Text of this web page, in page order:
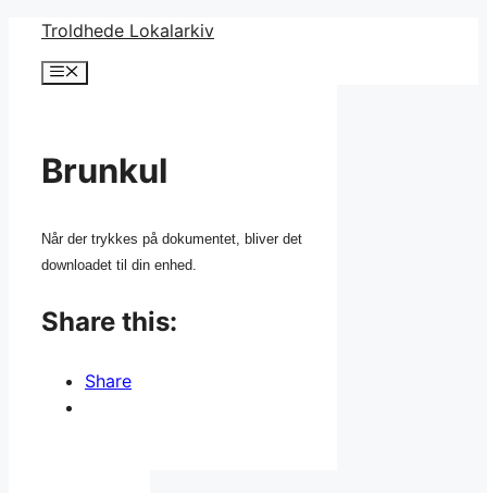
Hop
indhold
Troldhede Lokalarkiv
Menu
Brunkul
Når der trykkes på dokumentet, bliver det
downloadet til din enhed.
Share this:
Share